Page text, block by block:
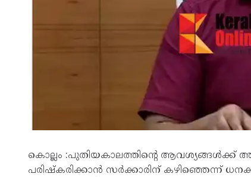
കൊല്ലം :പുതിയകാലത്തിന്റെ
പരിഷ്‌കരിക്കാൻ സർക്കാരിന് കഴിഞ്ഞെന്ന്